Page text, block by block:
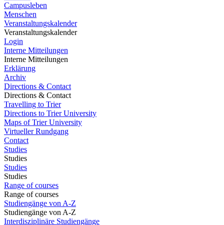
Campusleben
Menschen
Veranstaltungskalender
Veranstaltungskalender
Login
Interne Mitteilungen
Interne Mitteilungen
Erklärung
Archiv
Directions & Contact
Directions & Contact
Travelling to Trier
Directions to Trier University
Maps of Trier University
Virtueller Rundgang
Contact
Studies
Studies
Studies
Studies
Range of courses
Range of courses
Studiengänge von A-Z
Studiengänge von A-Z
Interdisziplinäre Studiengänge